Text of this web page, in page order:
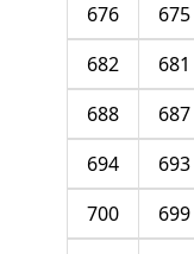
675
676
681
682
687
688
693
694
699
700